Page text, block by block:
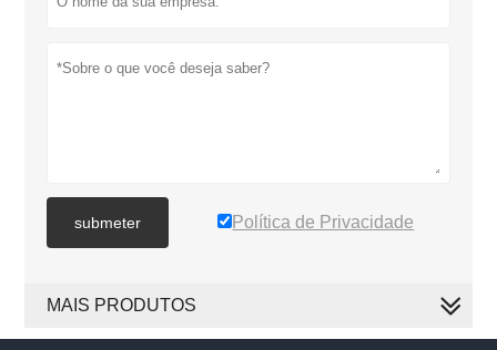
submeter Política de Privacidade
MAIS PRODUTOS